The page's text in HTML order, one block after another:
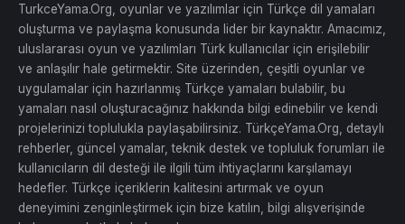
TurkceYama.Org, oyunlar ve yazılımlar için Türkçe dil yamaları
oluşturma ve paylaşma konusunda lider bir kaynaktır. Amacımız,
uluslararası oyun ve yazılımları Türk kullanıcılar için erişilebilir
ve anlaşılır hale getirmektir. Site üzerinden, çeşitli oyunlar ve
uygulamalar için hazırlanmış Türkçe yamaları bulabilir, bu
yamaları nasıl oluşturacağınız hakkında bilgi edinebilir ve kendi
projelerinizi toplulukla paylaşabilirsiniz. TürkçeYama.Org, detaylı
rehberler, güncel yamalar, teknik destek ve topluluk forumları ile
kullanıcıların dil desteği ile ilgili tüm ihtiyaçlarını karşılamayı
hedefler. Türkçe içeriklerin kalitesini artırmak ve oyun
deneyimini zenginleştirmek için bize katılın, bilgi alışverişinde